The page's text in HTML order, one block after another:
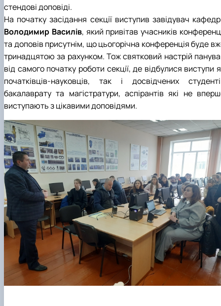
стендові доповіді.
На початку засідання секції виступив завідувач
Володимир Василів, який привітав учасників
та доповів присутнім, що цьогорічна конференція буде
тринадцятою за рахунком. Тож святковий настрій
від самого початку роботи секції, де відбулися виступи
початківців-науковців, так і досвідчених
бакалаврату та магістратури, аспірантів які не
виступають з цікавими доповідями.